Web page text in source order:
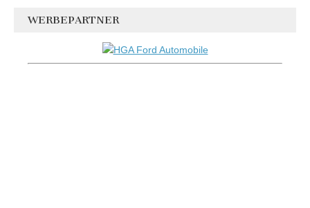
WERBEPARTNER